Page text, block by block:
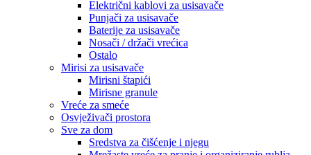
Električni kablovi za usisavače
Punjači za usisavače
Baterije za usisavače
Nosači / držači vrećica
Ostalo
Mirisi za usisavače
Mirisni štapići
Mirisne granule
Vreće za smeće
Osvježivači prostora
Sve za dom
Sredstva za čišćenje i njegu